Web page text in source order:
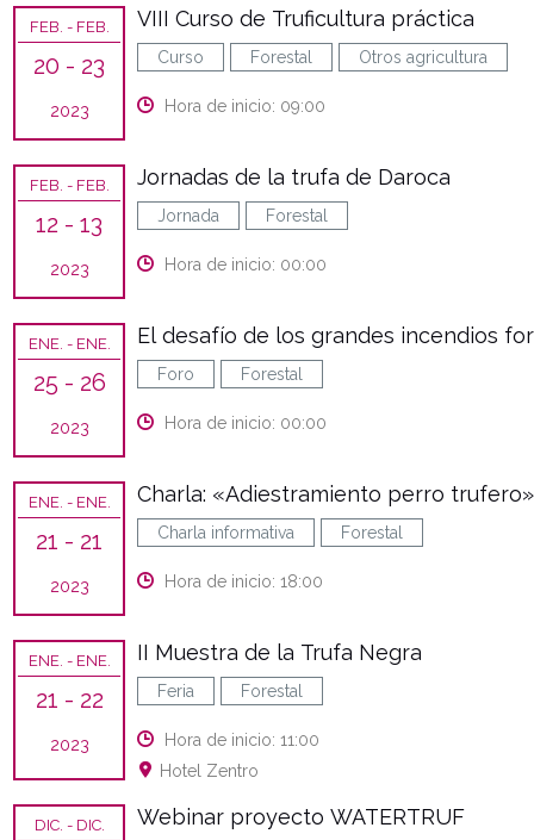
FEB. - FEB.
20 - 23
2023
VIII Curso de Truficultura práctica
Curso Forestal Otros agricultura
Hora de inicio: 09:00
FEB. - FEB.
12 - 13
2023
Jornadas de la trufa de Daroca
Jornada Forestal
Hora de inicio: 00:00
ENE. - ENE.
25 - 26
2023
El desafío de los grandes incendios
Foro Forestal
Hora de inicio: 00:00
ENE. - ENE.
21 - 21
2023
Charla: «Adiestramiento perro
Charla informativa Forestal
Hora de inicio: 18:00
ENE. - ENE.
21 - 22
2023
II Muestra de la Trufa Negra
Feria Forestal
Hora de inicio: 11:00
Hotel Zentro
DIC. - DIC. Webinar proyecto WATERTRUF